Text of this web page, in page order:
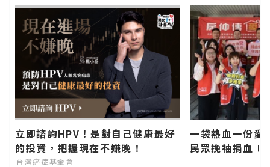
立即諮詢HPV！是對自己健康最好
的投資，把握現在不嫌晚！
台灣癌症基金會
一袋熱血一份
民眾挽袖捐血∣